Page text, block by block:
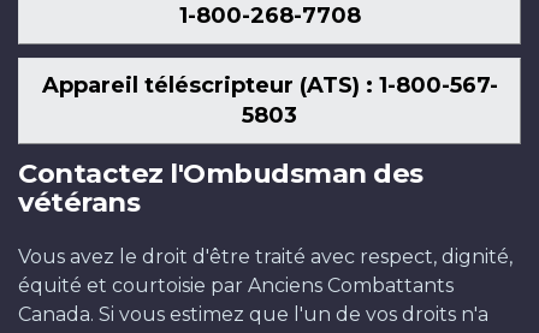
1-800-268-7708
Appareil téléscripteur (ATS) : 1-800-567-
5803
Contactez l'Ombudsman des
vétérans
Vous avez le droit d'être traité avec respect, dignité,
équité et courtoisie par Anciens Combattants
Canada. Si vous estimez que l'un de vos droits n'a